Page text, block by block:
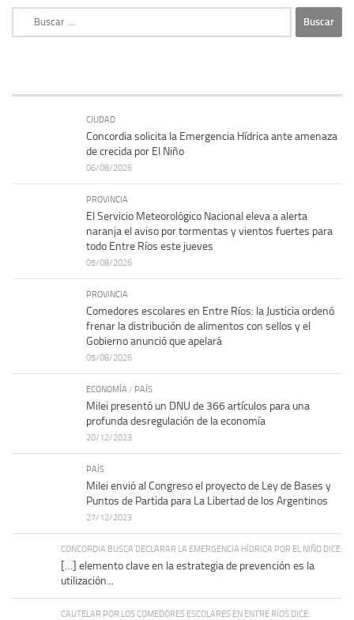
CIUDAD
Concordia solicita la Emergencia Hídrica ante amenaza
de crecida por El Niño
06/08/2026
PROVINCIA
El Servicio Meteorológico Nacional eleva a alerta
naranja el aviso por tormentas y vientos fuertes para
todo Entre Ríos este jueves
05/08/2026
PROVINCIA
Comedores escolares en Entre Ríos: la Justicia ordenó
frenar la distribución de alimentos con sellos y el
Gobierno anunció que apelará
05/08/2026
ECONOMÍA / PAÍS
Milei presentó un DNU de 366 artículos para una
profunda desregulación de la economía
20/12/2023
PAÍS
Milei envió al Congreso el proyecto de Ley de Bases y
Puntos de Partida para La Libertad de los Argentinos
27/12/2023
CONCORDIA BUSCA DECLARAR LA EMERGENCIA HÍDRICA POR EL NIÑO DICE:
[…] elemento clave en la estrategia de prevención es la
utilización...
CAUTELAR POR LOS COMEDORES ESCOLARES EN ENTRE RÍOS DICE: